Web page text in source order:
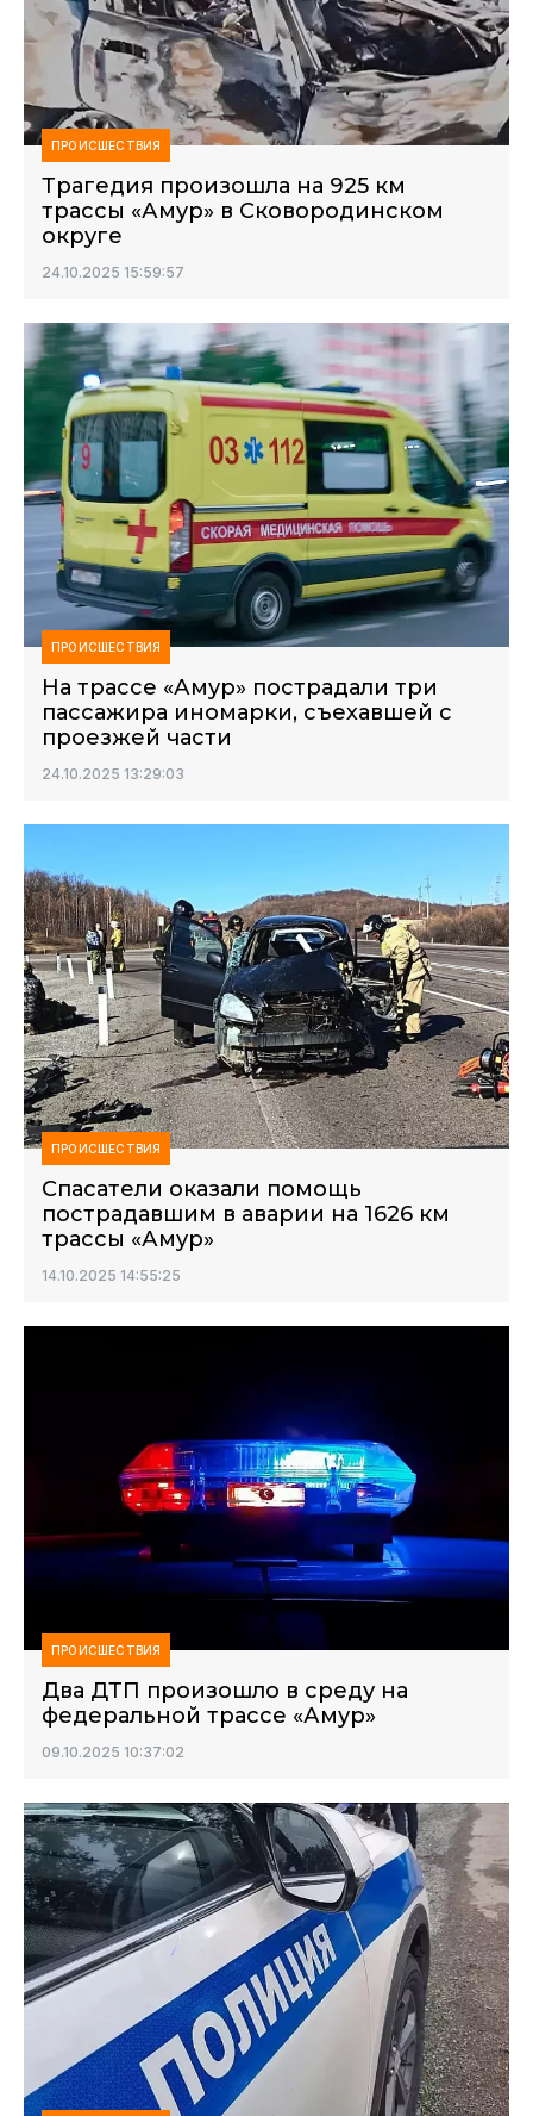
ПРОИСШЕСТВИЯ
Трагедия произошла на 925 км
трассы «Амур» в Сковородинском
округе
24.10.2025 15:59:57
ПРОИСШЕСТВИЯ
На трассе «Амур» пострадали три
пассажира иномарки, съехавшей с
проезжей части
24.10.2025 13:29:03
ПРОИСШЕСТВИЯ
Спасатели оказали помощь
пострадавшим в аварии на 1626 км
трассы «Амур»
14.10.2025 14:55:25
ПРОИСШЕСТВИЯ
Два ДТП произошло в среду на
федеральной трассе «Амур»
09.10.2025 10:37:02